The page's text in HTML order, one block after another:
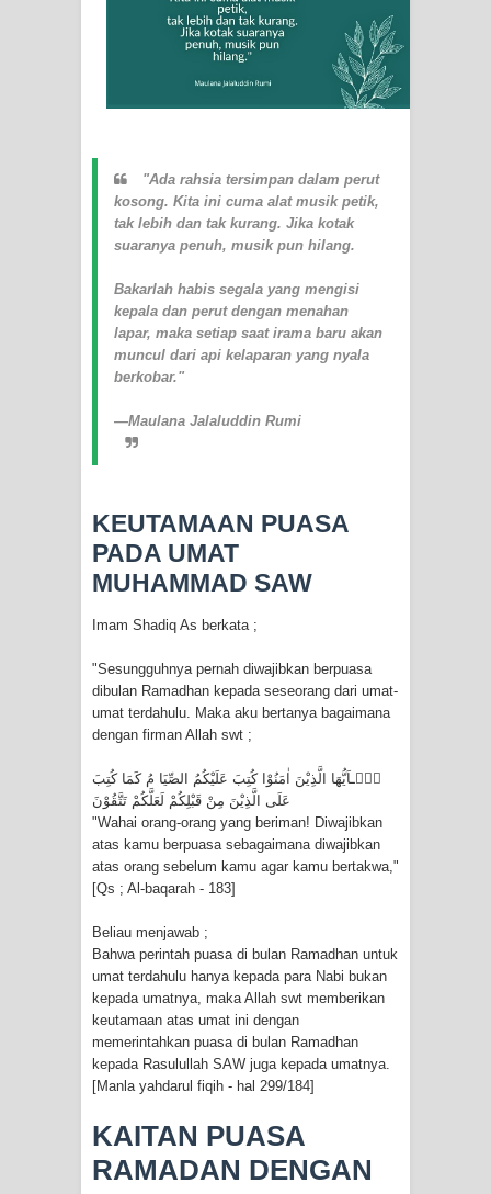
Wusul kepada Allah
Hati dan dua sayap
SUNNAH WAL JAMA'AH: BUKAN
SEKADAR MELIHAT, TETAPI
SYARAHAN TINGKAT TINGGI
TASAWWUF*
SURAT AL-FATIHAHNYA TIDAK
FASIH. TAPI SINGA PUN TUNDUK
PADANYA
SHAYKH TAREKAT ATAU TUKANG
SIHIR? JANGAN MUDAH
TERPESONA, JANGAN JUGA
MUDAH MENGHUKUM
DI TANGAN MURSYID, CINTA
RAWATAN TAREKAT: APABILA
ALLAH MENYEMBUHKAN HATI, JIWA
TURUT MENJADI KUAT
TASAWUF: BUKAN AJARAN PELIK,
TETAPI JALAN MEMBERSIHKAN
HATI
"Ada rahsia tersimpan dalam perut
kosong. Kita ini cuma alat musik petik,
tak lebih dan tak kurang. Jika kotak
suaranya penuh, musik pun hilang.
Bakarlah habis segala yang mengisi
kepala dan perut dengan menahan
lapar, maka setiap saat irama baru akan
muncul dari api kelaparan yang nyala
berkobar."
—Maulana Jalaluddin Rumi
KEUTAMAAN PUASA
PADA UMAT
MUHAMMAD SAW
Imam Shadiq As berkata ;
"Sesungguhnya pernah diwajibkan berpuasa
dibulan Ramadhan kepada seseorang dari umat-
umat terdahulu. Maka aku bertanya bagaimana
dengan firman Allah swt ;
يٰۤـاَيُّهَا الَّذِيْنَ اٰمَنُوْا كُتِبَ عَلَيْکُمُ الصِّيَا مُ کَمَا كُتِبَ
عَلَى الَّذِيْنَ مِنْ قَبْلِکُمْ لَعَلَّكُمْ تَتَّقُوْنَ
"Wahai orang-orang yang beriman! Diwajibkan
atas kamu berpuasa sebagaimana diwajibkan
atas orang sebelum kamu agar kamu bertakwa,"
[Qs ; Al-baqarah - 183]
Beliau menjawab ;
Bahwa perintah puasa di bulan Ramadhan untuk
umat terdahulu hanya kepada para Nabi bukan
kepada umatnya, maka Allah swt memberikan
keutamaan atas umat ini dengan
memerintahkan puasa di bulan Ramadhan
kepada Rasulullah SAW juga kepada umatnya.
[Manla yahdarul fiqih - hal 299/184]
KAITAN PUASA
RAMADAN DENGAN